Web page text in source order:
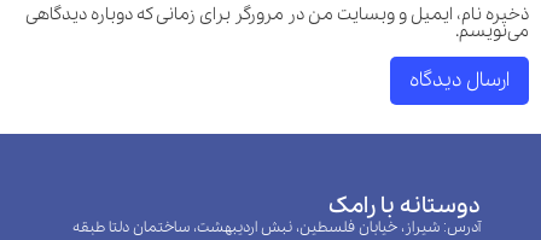
ذخیره نام، ایمیل و وبسایت من در مرورگر برای زمانی که دوباره دیدگاهی
می‌نویسم.
دوستانه با رامک
آدرس: شیراز، خیابان فلسطین، نبش اردیبهشت، ساختمان دلتا طبقه